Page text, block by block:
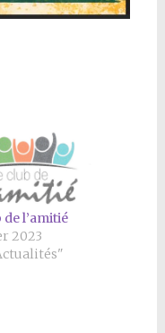
de l’amitié
2023